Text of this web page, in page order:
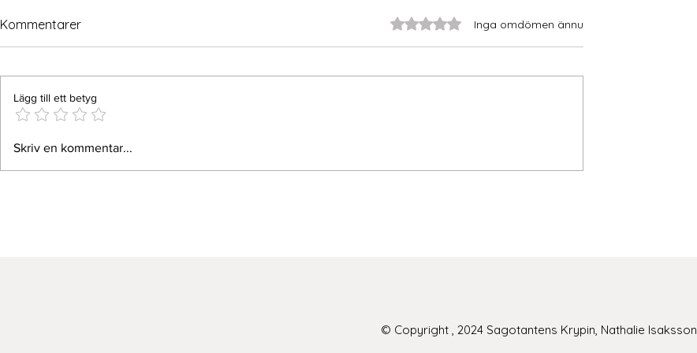
Mellan två rapsfält
papperstidningen av Ystads
Kommentarer Betygsatt till 0 av 5 stjärnor.
Inga omdömen ännu
Lägg till ett betyg
Skriv en kommentar...
© Copyright , 2024 Sagotantens Krypin, Nathalie Isaksson